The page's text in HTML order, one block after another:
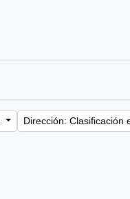
Dirección: Clasificación